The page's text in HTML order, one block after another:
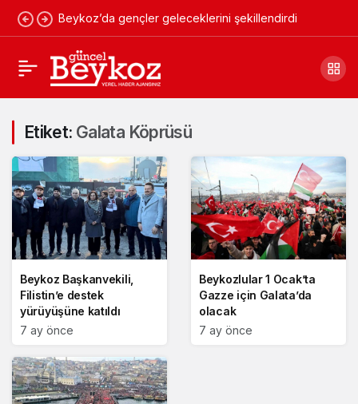
Beykoz’da gençler geleceklerini şekillendirdi
Etiket: Galata Köprüsü
Beykoz Başkanvekili,
Filistin’e destek
yürüyüşüne katıldı
7 ay önce
Beykozlular 1 Ocak’ta
Gazze için Galata’da
olacak
7 ay önce